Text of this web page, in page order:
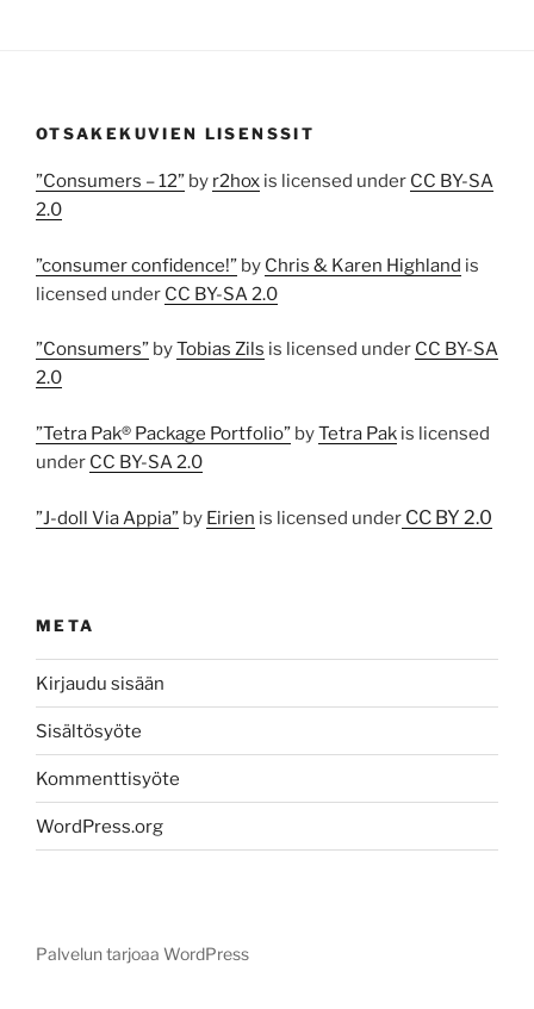
OTSAKEKUVIEN LISENSSIT
”Consumers – 12” by r2hox is licensed under CC BY-SA
2.0
”consumer confidence!” by Chris & Karen Highland is
licensed under CC BY-SA 2.0
”Consumers” byTobias Zils is licensed under CC BY-SA
2.0
”Tetra Pak® Package Portfolio” byTetra Pak is licensed
under CC BY-SA 2.0
”J-doll Via Appia” by Eirien is licensed under CC BY 2.0
META
Kirjaudu sisään
Sisältösyöte
Kommenttisyöte
WordPress.org
Palvelun tarjoaa WordPress